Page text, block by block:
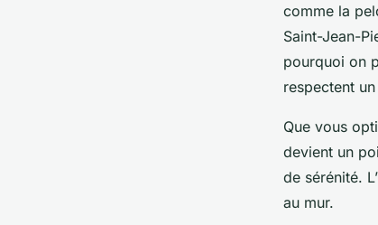
comme la
Saint-Jean-
pourquoi on
respectent
Que vous
devient un
de sérénité.
au mur.